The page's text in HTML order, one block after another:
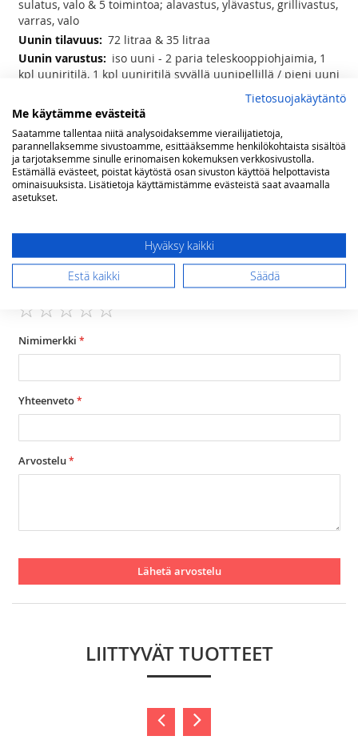
sulatus, valo & 5 toimintoa; alavastus, ylävastus, grillivastus,
varras, valo
72 litraa & 35 litraa
iso uuni - 2 paria teleskooppiohjaimia, 1
kpl uuniritilä, 1 kpl uuniritilä syvällä uunipellillä / pieni uuni
50-270 ⁰C & 50-250 ⁰C
Arvostelut
Olet arvostelemassa:
Lofra Dolce Vita kaasuliesi kahdella
Rating
star
stars
stars
stars
stars
Nimimerkki
Yhteenveto
Arvostelu
Lähetä arvostelu
LIITTYVÄT TUOTTEET
Tietosuojakäytäntö
Me käytämme evästeitä
Saatamme tallentaa niitä analysoidaksemme vierailijatietoja,
parannellaksemme sivustoamme, esittääksemme henkilökohtaista sisältöä
ja tarjotaksemme sinulle erinomaisen kokemuksen verkkosivustolla.
Estämällä evästeet, poistat käytöstä osan sivuston käyttöä helpottavista
ominaisuuksista. Lisätietoja käyttämistämme evästeistä saat avaamalla
asetukset.
Hyväksy kaikki
Estä kaikki Säädä